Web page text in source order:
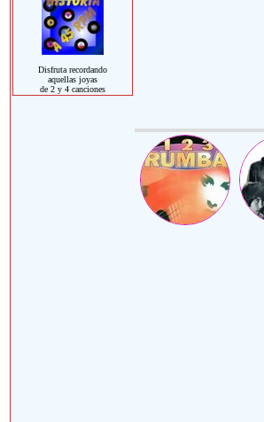
Disfruta recordando
aquellas joyas
de 2 y 4 canciones